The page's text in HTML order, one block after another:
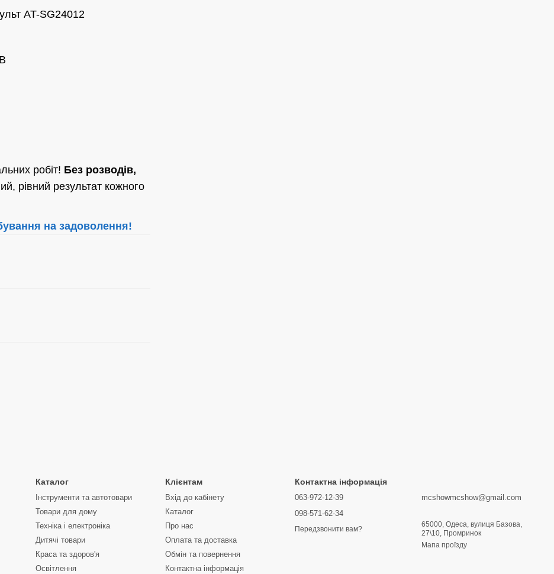
AT-SG24012
робіт! Без розводів,
рівний результат кожного
на задоволення!
Каталог
Інструменти та автотовари
Товари для дому
Техніка і електроніка
Дитячі товари
Краса та здоров'я
Освітлення
Клієнтам
Вхід до кабінету
Каталог
Про нас
Оплата та доставка
Обмін та повернення
Контактна інформація
Контактна інформація
063-972-12-39
098-571-62-34
Передзвонити вам?
mcshowmcshow@gmail.com
65000, Одеса, вулиця Базова,
27\10, Промринок
Мапа проїзду